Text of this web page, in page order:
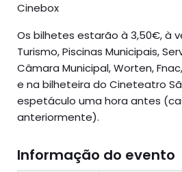
Cinebox
Os bilhetes estarão à 3,50€, à
Turismo, Piscinas Municipais,
Câmara Municipal, Worten,
e na bilheteira do Cineteatro
espetáculo uma hora antes
anteriormente).
Informação do evento